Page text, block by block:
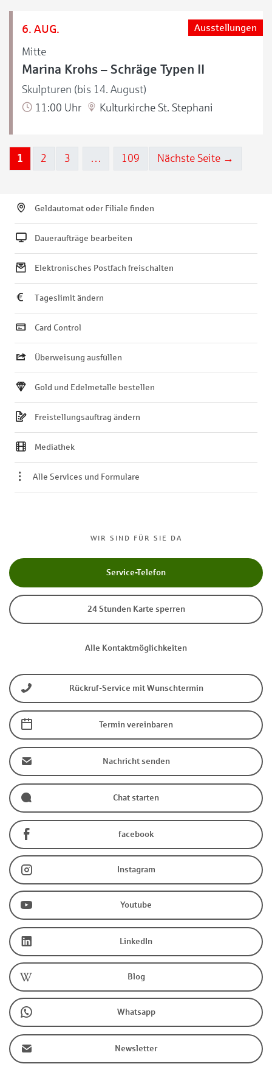
6. AUG.
Mitte
Ausstellungen
Marina Krohs – Schräge Typen II
Skulpturen (bis 14. August)
11:00 Uhr
Kulturkirche St. Stephani
1 2 3 … 109 Nächste Seite →
WIR SIND FÜR SIE DA
Service-Telefon
24 Stunden Karte sperren
Alle Kontaktmöglichkeiten
Rückruf-Service mit Wunschtermin
Termin vereinbaren
Nachricht senden
Chat starten
facebook
Instagram
Youtube
LinkedIn
Blog
Whatsapp
Newsletter
Geldautomat oder Filiale finden
Daueraufträge bearbeiten
Elektronisches Postfach freischalten
Tageslimit ändern
Card Control
Überweisung ausfüllen
Gold und Edelmetalle bestellen
Freistellungsauftrag ändern
Mediathek
Alle Services und Formulare